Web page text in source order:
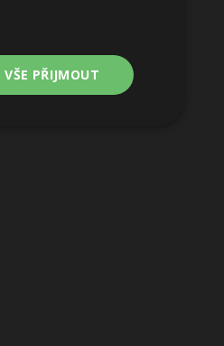
VŠE PŘIJMOUT
a správa účtu.